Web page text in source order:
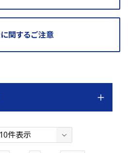
関するご注意